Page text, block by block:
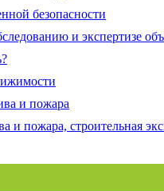
безопасности
и экспертизе
и пожара
и пожара, строительная